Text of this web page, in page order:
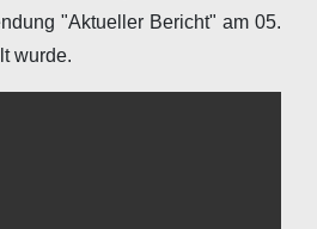
"Aktueller Bericht" am 05.
wurde.